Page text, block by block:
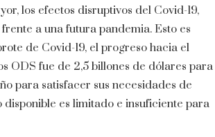
los efectos disruptivos del Covid-19,
a una futura pandemia. Esto es
de Covid-19, el progreso hacia el
ODS fue de 2,5 billones de dólares para
para satisfacer sus necesidades de
es limitado e insuficiente para